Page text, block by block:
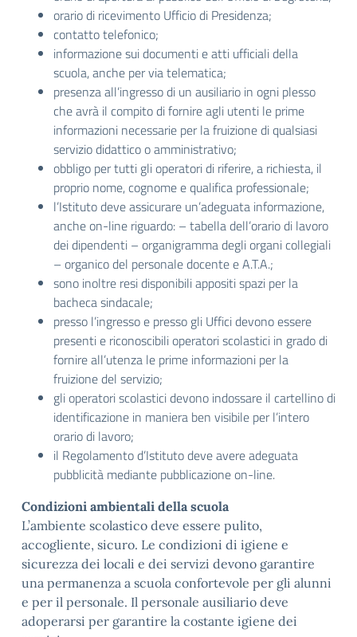
orario di ricevimento Ufficio di Presidenza;
contatto telefonico;
informazione sui documenti e atti ufficiali della
scuola, anche per via telematica;
presenza all’ingresso di un ausiliario in ogni plesso
che avrà il compito di fornire agli utenti le prime
informazioni necessarie per la fruizione di qualsiasi
servizio didattico o amministrativo;
obbligo per tutti gli operatori di riferire, a richiesta, il
proprio nome, cognome e qualifica professionale;
l’Istituto deve assicurare un’adeguata informazione,
anche on-line riguardo: – tabella dell’orario di lavoro
dei dipendenti – organigramma degli organi collegiali
– organico del personale docente e A.T.A.;
sono inoltre resi disponibili appositi spazi per la
bacheca sindacale;
presso l’ingresso e presso gli Uffici devono essere
presenti e riconoscibili operatori scolastici in grado di
fornire all’utenza le prime informazioni per la
fruizione del servizio;
gli operatori scolastici devono indossare il cartellino di
identificazione in maniera ben visibile per l’intero
orario di lavoro;
il Regolamento d’Istituto deve avere adeguata
pubblicità mediante pubblicazione on-line.
Condizioni ambientali della scuola
L’ambiente scolastico deve essere pulito,
accogliente, sicuro. Le condizioni di igiene e
sicurezza dei locali e dei servizi devono garantire
una permanenza a scuola confortevole per gli alunni
e per il personale. Il personale ausiliario deve
adoperarsi per garantire la costante igiene dei